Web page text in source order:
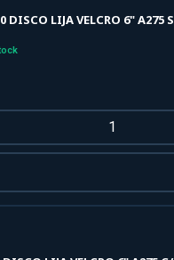
DISCO LIJA VELCRO 6" A275